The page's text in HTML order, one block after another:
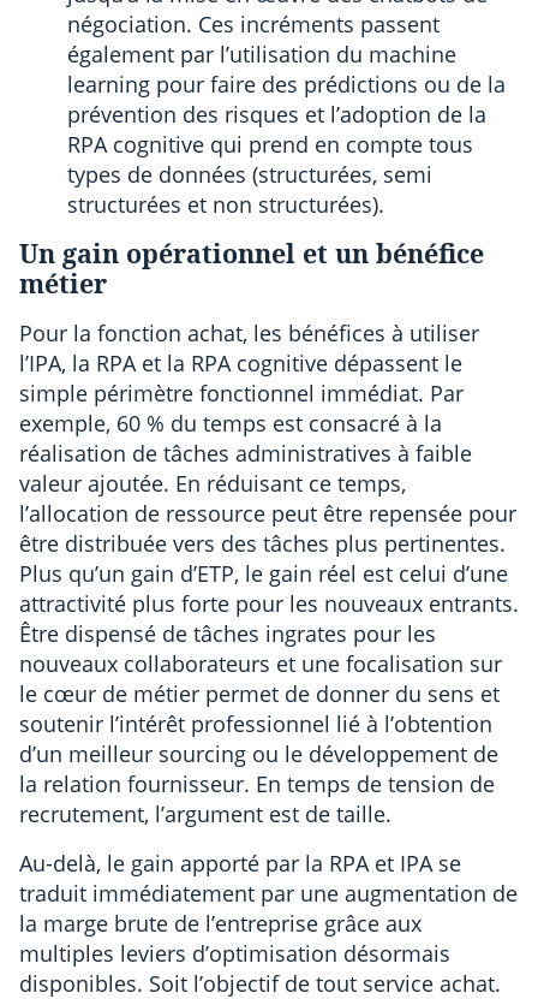
négociation. Ces incréments passent
également par l’utilisation du machine
learning pour faire des prédictions ou de la
prévention des risques et l’adoption de la
RPA cognitive qui prend en compte tous
types de données (structurées, semi
structurées et non structurées).
Un gain opérationnel et un bénéfice
métier
Pour la fonction achat, les bénéfices à utiliser
l’IPA, la RPA et la RPA cognitive dépassent le
simple périmètre fonctionnel immédiat. Par
exemple, 60 % du temps est consacré à la
réalisation de tâches administratives à faible
valeur ajoutée. En réduisant ce temps,
l’allocation de ressource peut être repensée pour
être distribuée vers des tâches plus pertinentes.
Plus qu’un gain d’ETP, le gain réel est celui d’une
attractivité plus forte pour les nouveaux entrants.
Être dispensé de tâches ingrates pour les
nouveaux collaborateurs et une focalisation sur
le cœur de métier permet de donner du sens et
soutenir l’intérêt professionnel lié à l’obtention
d’un meilleur sourcing ou le développement de
la relation fournisseur. En temps de tension de
recrutement, l’argument est de taille.
Au-delà, le gain apporté par la RPA et IPA se
traduit immédiatement par une augmentation de
la marge brute de l’entreprise grâce aux
multiples leviers d’optimisation désormais
disponibles. Soit l’objectif de tout service achat.